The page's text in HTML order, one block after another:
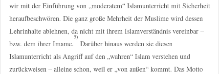
wir mit der Einführung von „moderatem“ Islamunterricht mit Sicherheit
heraufbeschwören. Die ganz große Mehrheit der Muslime wird dessen
Lehrinhalte ablehnen, da nicht mit ihrem Islamverständnis vereinbar –
bzw. dem ihrer Imame.
5)
Darüber hinaus werden sie diesen
Islamunterricht als Angriff auf den „wahren“ Islam verstehen und
zurückweisen – alleine schon, weil er „von außen“ kommt. Das Motto